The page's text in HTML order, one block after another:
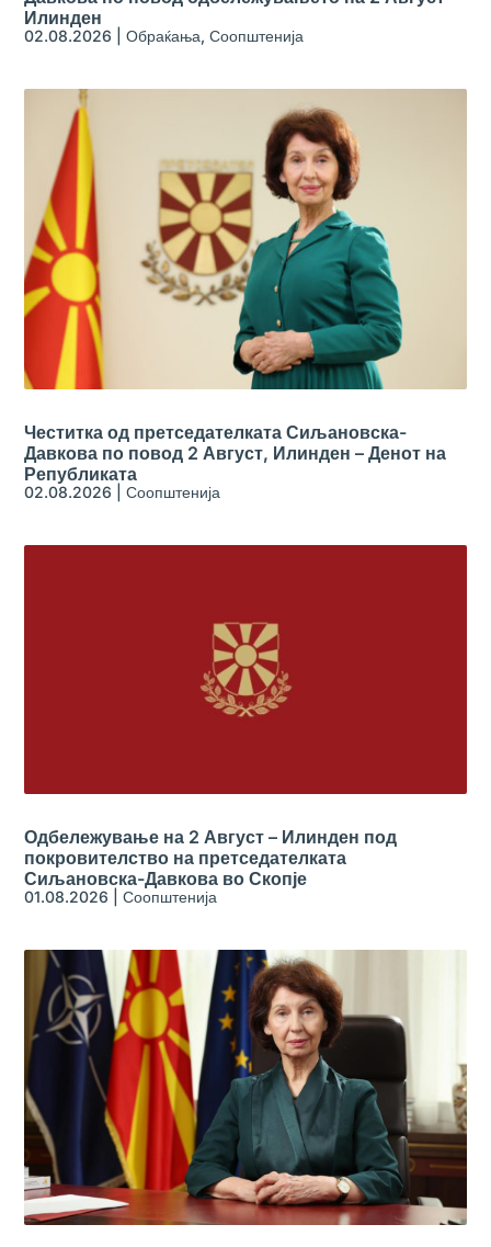
Илинден
02.08.2026 |Обраќања,Соопштенија
Честитка од претседателката Сиљановска-
Давкова по повод 2 Август, Илинден – Денот на
Републиката
02.08.2026 |Соопштенија
Одбележување на 2 Август – Илинден под
покровителство на претседателката
Сиљановска-Давкова во Скопје
01.08.2026 |Соопштенија